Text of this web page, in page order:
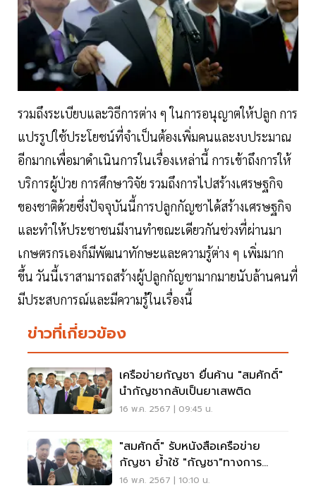
รวมถึงระเบียบและวิธีการต่าง ๆ ในการอนุญาตให้ปลูก การ
แปรรูปใช้ประโยชน์ที่จำเป็นต้องเพิ่มคนและงบประมาณ
อีกมากเพื่อมาดำเนินการในเรื่องเหล่านี้ การเข้าถึงการให้
บริการผู้ป่วย การศึกษาวิจัย รวมถึงการไปสร้างเศรษฐกิจ
ของชาติด้วยซึ่งปัจจุบันนี้การปลูกกัญชาได้สร้างเศรษฐกิจ
และทำให้ประชาชนมีงานทำขณะเดียวกันช่วงที่ผ่านมา
เกษตรกรเองก็มีพัฒนาทักษะและความรู้ต่าง ๆ เพิ่มมาก
ขึ้น วันนี้เราสามารถสร้างผู้ปลูกกัญชามากมายนับล้านคนที่
มีประสบการณ์และมีความรู้ในเรื่องนี้
ข่าวที่เกี่ยวข้อง
เครือข่ายกัญชา ยื่นค้าน "สมศักดิ์"
นำกัญชากลับเป็นยาเสพติด
16 พ.ค. 2567 | 09:45 น.
"สมศักดิ์" รับหนังสือเครือข่าย
กัญชา ย้ำใช้ "กัญชา"ทางการ
แพทย์เท่านั้น
16 พ.ค. 2567 | 10:10 น.